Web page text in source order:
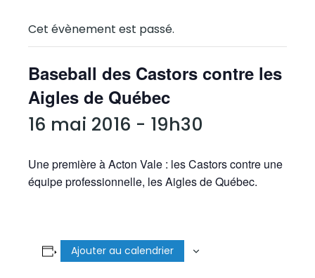
Cet évènement est passé.
Baseball des Castors contre les
Aigles de Québec
16 mai 2016 - 19h30
Une première à Acton Vale : les Castors contre une
équipe professionnelle, les Aigles de Québec.
Ajouter au calendrier